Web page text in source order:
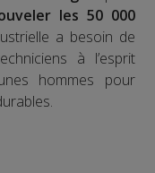
les 50 000
a besoin de
à l’esprit
hommes pour